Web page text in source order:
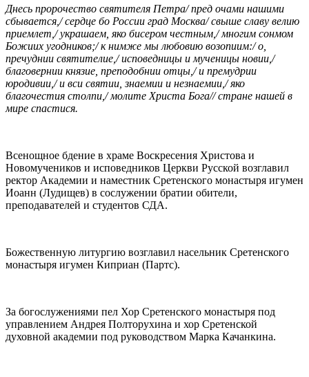
Днесь пророчество святителя Петра/ пред очами нашими
сбывается,/ сердце бо России град Москва/ свыше славу велию
приемлет,/ украшаем, яко бисером честным,/ многим сонмом
Божиих угодников;/ к нимже мы любовию возопиим:/ о,
пречуднии святителие,/ исповедницы и мученицы новии,/
благовернии князие, преподобнии отцы,/ и премудрии
юродивии,/ и вси святии, знаемии и незнаемии,/ яко
благочестия столпи,/ молите Христа Бога// стране нашей в
мире спастися.
Всенощное бдение в храме Воскресения Христова и
Новомучеников и исповедников Церкви Русской возглавил
ректор Академии и наместник Сретенского монастыря игумен
Иоанн (Лудищев) в сослужении братии обители,
преподавателей и студентов СДА.
Божественную литургию возглавил насельник Сретенского
монастыря игумен Киприан (Партс).
За богослужениями пел Хор Сретенского монастыря под
управлением Андрея Полторухина и хор Сретенской
духовной академии под руководством Марка Качанкина.